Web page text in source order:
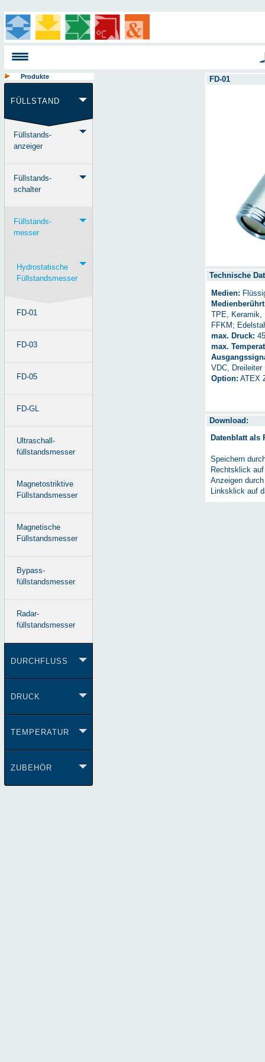
FD-01
Technische
Medien:
TPE, Keramik,
FFKM;
max. Druck:
max.
VDC, Dreileiter
Option: ATEX
Download:
Datenblatt als
Speichern
Rechtsklick
Anzeigen durch
Linksklick auf
Produkte
FÜLLSTAND
Füllstands-
anzeiger
Füllstands-
schalter
Füllstands-
messer
Hydrostatische
Füllstandsmesser
FD-01
FD-03
FD-05
FD-GL
Ultraschall-
füllstandsmesser
Magnetostriktive
Füllstandsmesser
Magnetische
Füllstandsmesser
Bypass-
füllstandsmesser
Radar-
füllstandsmesser
DURCHFLUSS
DRUCK
TEMPERATUR
ZUBEHÖR